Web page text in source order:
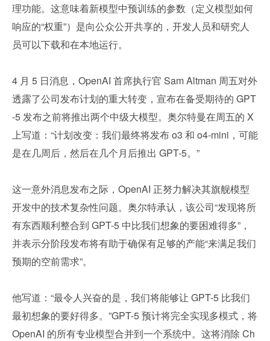
理功能。这意味着新模型中预训练的参数（定义模型如何
响应的“权重”）是向公众公开共享的，开发人员和研究人
员可以下载和在本地运行。
4 月 5 日消息，OpenAI 首席执行官 Sam Altman 周五对外
透露了公司发布计划的重大转变，宣布在备受期待的 GPT
-5 发布之前将推出两个中级大模型。奥尔特曼在周五的 X
上写道：“计划改变：我们最终将发布 o3 和 o4-mini，可能
是在几周后，然后在几个月后推出 GPT-5。”
这一意外消息发布之际，OpenAI 正努力解决其旗舰模型
开发中的技术复杂性问题。奥尔特承认，该公司“发现将所
有东西顺利整合到 GPT-5 中比我们想象的要困难得多”，
并表示分阶段发布将有助于确保有足够的产能“来满足我们
预期的空前需求”。
他写道：“最令人兴奋的是，我们将能够让 GPT-5 比我们
最初想象的要好得多。”GPT-5 预计将完全实现多模式，将
OpenAI 的所有专业模型合并到一个系统中。这将消除 Ch